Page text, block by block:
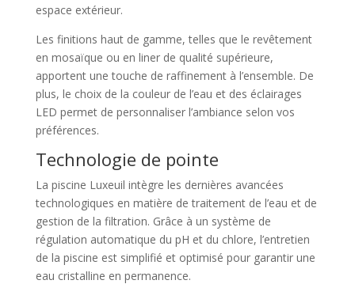
espace extérieur.
Les finitions haut de gamme, telles que le revêtement
en mosaïque ou en liner de qualité supérieure,
apportent une touche de raffinement à l’ensemble. De
plus, le choix de la couleur de l’eau et des éclairages
LED permet de personnaliser l’ambiance selon vos
préférences.
Technologie de pointe
La piscine Luxeuil intègre les dernières avancées
technologiques en matière de traitement de l’eau et de
gestion de la filtration. Grâce à un système de
régulation automatique du pH et du chlore, l’entretien
de la piscine est simplifié et optimisé pour garantir une
eau cristalline en permanence.